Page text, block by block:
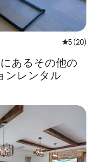
レビュー
5 (20)
あ⁠るそ⁠の⁠他⁠の
ン⁠レ⁠ン⁠タ⁠ル